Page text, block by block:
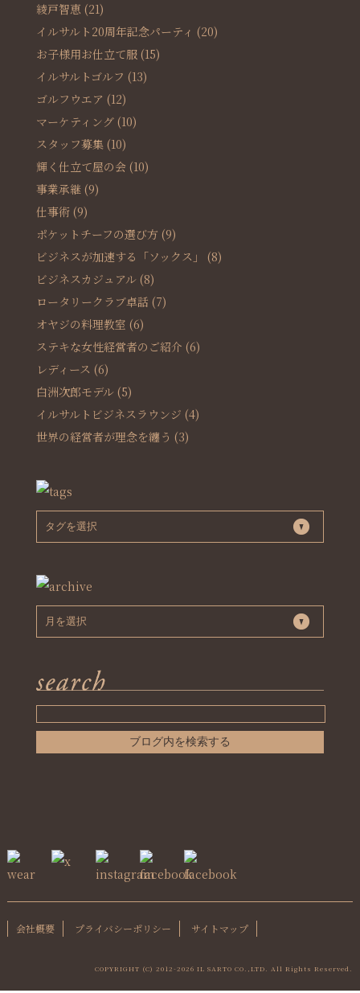
綾戸智恵 (21)
イルサルト20周年記念パーティ (20)
お子様用お仕立て服(15)
イルサルトゴルフ (13)
ゴルフウエア (12)
マーケティング(10)
スタッフ募集(10)
輝く仕立て屋の会 (10)
事業承継(9)
仕事術(9)
ポケットチーフの選び方 (9)
ビジネスが加速する「ソックス」
(8)
ビジネスカジュアル(8)
ロータリークラブ卓話 (7)
オヤジの料理教室 (6)
ステキな女性経営者のご紹介 (6)
レディース (6)
白洲次郎モデル(5)
イルサルトビジネスラウンジ (4)
世界の経営者が理念を纏う (3)
会社概要 プライバシーポリシー サイトマップ
COPYRIGHT (C) 2012-2026 IL SARTO CO.,LTD. All Rights Reserved.